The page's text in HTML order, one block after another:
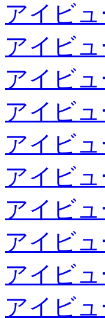
アイビ
アイビ
アイビ
アイビ
アイビ
アイビ
アイビ
アイビ
アイビ
アイビ